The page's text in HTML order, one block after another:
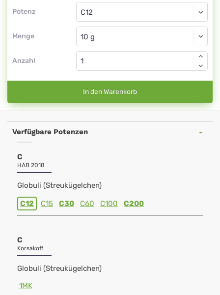
Potenz
Globuli
C12
Menge
Globuli
Anzahl
In den Warenkorb
Verfügbare Potenzen
C
HAB 2018
Globuli (Streukügelchen)
C12 C15 C30 C60 C100 C200
C
Korsakoff
Globuli (Streukügelchen)
1MK